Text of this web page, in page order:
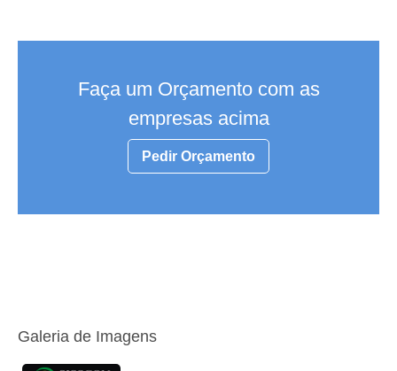
Faça um Orçamento com as
empresas acima
Pedir Orçamento
Galeria de Imagens